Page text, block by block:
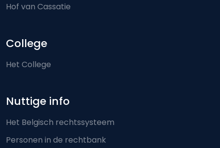
Hof van Cassatie
College
Het College
Nuttige info
Het Belgisch rechtssysteem
Personen in de rechtbank